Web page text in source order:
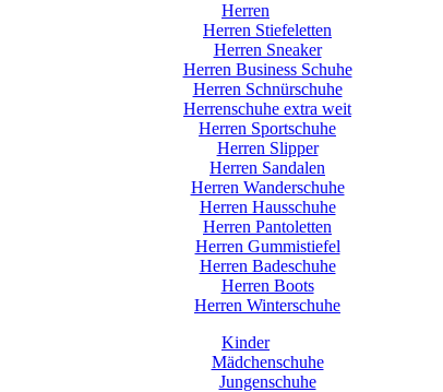
Herren
Herren Stiefeletten
Herren Sneaker
Herren Business Schuhe
Herren Schnürschuhe
Herrenschuhe extra weit
Herren Sportschuhe
Herren Slipper
Herren Sandalen
Herren Wanderschuhe
Herren Hausschuhe
Herren Pantoletten
Herren Gummistiefel
Herren Badeschuhe
Herren Boots
Herren Winterschuhe
Kinder
Mädchenschuhe
Jungenschuhe